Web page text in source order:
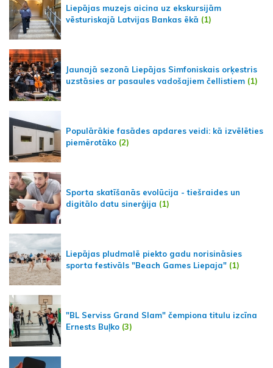
Liepājas muzejs aicina uz ekskursijām
vēsturiskajā Latvijas Bankas ēkā (1)
Jaunajā sezonā Liepājas Simfoniskais orķestris
uzstāsies ar pasaules vadošajiem čellistiem (1)
Populārākie fasādes apdares veidi: kā izvēlēties
piemērotāko (2)
Sporta skatīšanās evolūcija - tiešraides un
digitālo datu sinerģija (1)
Liepājas pludmalē piekto gadu norisināsies
sporta festivāls "Beach Games Liepaja" (1)
"BL Serviss Grand Slam" čempiona titulu izcīna
Ernests Buļko (3)